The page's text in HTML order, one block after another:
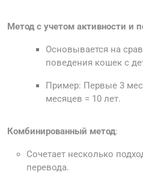
Метод с учетом активности и
Основывается на
поведения кошек с
Пример: Первые 3
месяцев = 10 лет.
Комбинированный метод:
Сочетает несколько
перевода.